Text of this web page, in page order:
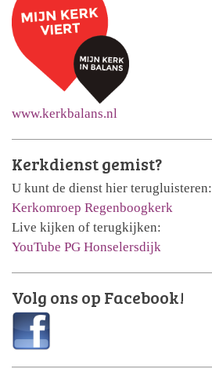
www.kerkbalans.nl
Kerkdienst gemist?
U kunt de dienst hier terugluisteren:
Kerkomroep Regenboogkerk
Live kijken of terugkijken:
YouTube PG Honselersdijk
Volg ons op Facebook!